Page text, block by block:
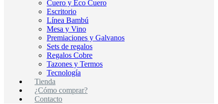
Cuero y Eco Cuero
Escritorio
Línea Bambú
Mesa y Vino
Premiaciones y Galvanos
Sets de regalos
Regalos Cobre
Tazones y Termos
Tecnología
Tienda
¿Cómo comprar?
Contacto